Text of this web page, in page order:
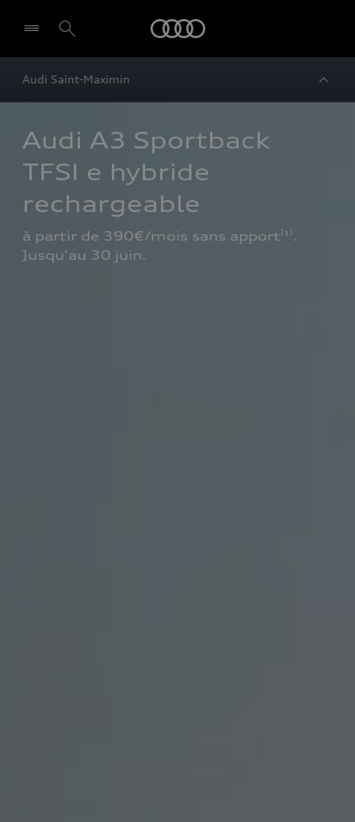
Audi Saint-Maximin
Audi A3 Sportback
TFSI e hybride
rechargeable
à partir de 390€/mois sans apport⁽¹⁾.
Jusqu'au 30 juin.